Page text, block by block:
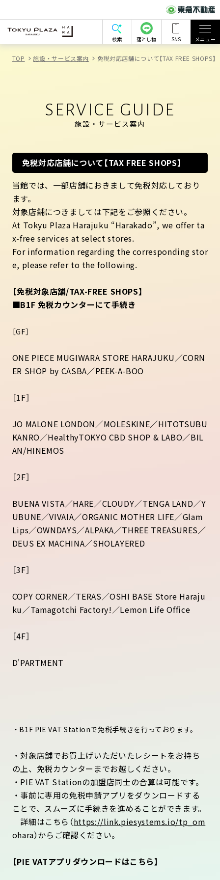
検索 落とし物 SNS メニュー
TOP 施設・サービス案内 免税対応店舗について【TAX FREE SHOPS】
SERVICE GUIDE
施設・サービス案内
免税対応店舗について【TAX FREE SHOPS】
当館では、一部店舗におきまして免税対応しており
ます。
対象店舗につきましては下記をご参照ください。
At Tokyu Plaza Harajuku “Harakado”, we offer ta
x-free services at select stores.
For information regarding the corresponding stor
e, please refer to the following.
【免税対象店舗/TAX-FREE SHOPS】
■B1F 免税カウンターにて手続き
［GF］
ONE PIECE MUGIWARA STORE HARAJUKU／CORN
ER SHOP by CASBA／PEEK-A-BOO
［1F］
JO MALONE LONDON／MOLESKINE／HITOTSUBU
KANRO／HealthyTOKYO CBD SHOP & LABO／BIL
AN/HINEMOS
［2F］
BUENA VISTA／HARE／CLOUDY／TENGA LAND／Y
UBUNE／VIVAIA／ORGANIC MOTHER LIFE／Glam
Lips／OWNDAYS／ALPAKA／THREE TREASURES／
DEUS EX MACHINA／SHOLAYERED
［3F］
COPY CORNER／TERAS／OSHI BASE Store Haraju
ku／Tamagotchi Factory!／Lemon Life Office
［4F］
D'PARTMENT
・B1F PIE VAT Stationで免税⼿続きを⾏っております。
・対象店舗でお買上げいただいたレシートをお持ち
の上、免税カウンターまでお越しください。
・PIE VAT Stationの加盟店同⼠の合算は可能です。
・事前に専⽤の免税申請アプリをダウンロードする
ことで、スムーズに⼿続きを進めることができます。
詳細はこちら（https://link.piesystems.io/tp_om
ohara）からご確認ください。
【PIE VATアプリダウンロードはこちら】